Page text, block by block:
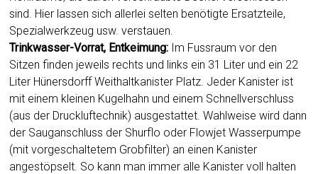
sind. Hier lassen sich allerlei selten benötigte Ersatzteile,
Spezialwerkzeug usw. verstauen.
Trinkwasser-Vorrat, Entkeimung: Im Fussraum vor den
Sitzen finden jeweils rechts und links ein 31 Liter und ein 22
Liter Hünersdorff Weithaltkanister Platz. Jeder Kanister ist
mit einem kleinen Kugelhahn und einem Schnellverschluss
(aus der Druckluftechnik) ausgestattet. Wahlweise wird dann
der Sauganschluss der Shurflo oder Flowjet Wasserpumpe
(mit vorgeschaltetem Grobfilter) an einen Kanister
angestöpselt. So kann man immer alle Kanister voll halten